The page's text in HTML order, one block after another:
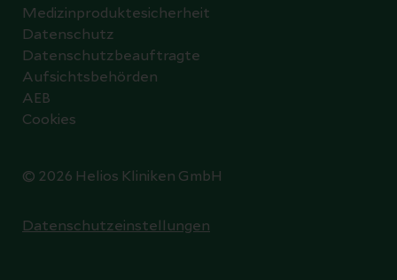
© 2026 Helios Kliniken GmbH
Medizinproduktesicherheit
Datenschutz
Datenschutzbeauftragte
Aufsichtsbehörden
AEB
Cookies
Datenschutzeinstellungen